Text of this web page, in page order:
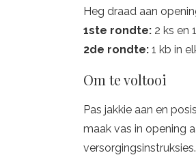
Heg draad aan
1ste rondte: 2 ks en
2de rondte: 1 kb in
Om te voltooi
Pas jakkie aan en
maak vas in opening
versorgingsinstruksies.